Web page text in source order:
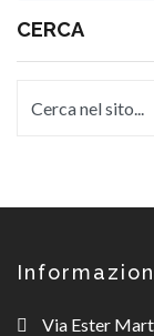
CERCA
Via Ester